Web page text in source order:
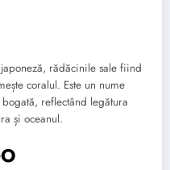
rădăcinile sale fiind
coralul. Este un nume
reflectând legătura
și oceanul.